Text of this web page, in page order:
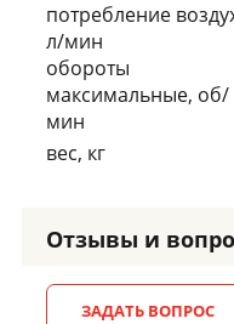
потребление
л/мин
обороты
максимальные, об/
мин
вес, кг
Отзывы и
ЗАДАТЬ ВОПРОС